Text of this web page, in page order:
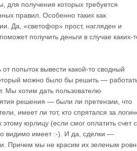
для получения которых требуется
правил. Особенно таких как
Да, «светофор» прост, нагляден и
получить деньги в случае каких-
попыток вывести какой-то сводный
можно было бы решить —
Мы хотим дать пользователю
решения — были ли претензии, что
имеет ли тот, кто спрятался за
юрлицу (если смог оплатить счет с
видимо имеет :-). И да, сделки —
Причем мы не красим их зеленым